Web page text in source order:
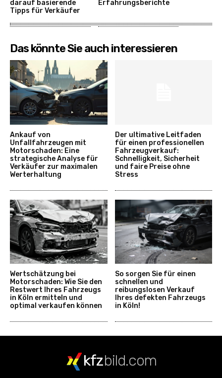
darauf basierende
Tipps für Verkäufer
Erfahrungsberichte
Das könnte Sie auch interessieren
Ankauf von
Unfallfahrzeugen mit
Motorschaden: Eine
strategische Analyse für
Verkäufer zur maximalen
Werterhaltung
Der ultimative Leitfaden
für einen professionellen
Fahrzeugverkauf:
Schnelligkeit, Sicherheit
und faire Preise ohne
Stress
Wertschätzung bei
Motorschaden: Wie Sie den
Restwert Ihres Fahrzeugs
in Köln ermitteln und
optimal verkaufen können
So sorgen Sie für einen
schnellen und
reibungslosen Verkauf
Ihres defekten Fahrzeugs
in Köln!
kfzbild.com